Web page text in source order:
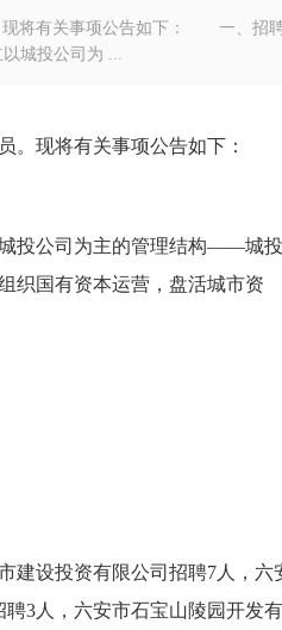
现将有关事项公告如下： 一、招
城投公司为 ...
。现将有关事项公告如下：
投公司为主的管理结构——城投
织国有资本运营，盘活城市资
设投资有限公司招聘7人，六
3人，六安市石宝山陵园开发有